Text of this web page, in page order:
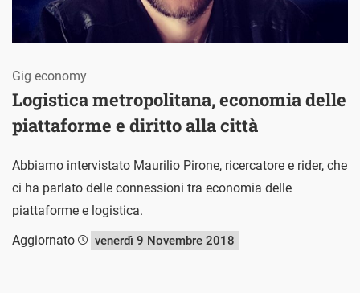
Logistica metropolitana, economia delle
piattaforme e diritto alla città
Gig economy
Abbiamo intervistato Maurilio Pirone, ricercatore e rider, che
ci ha parlato delle connessioni tra economia delle
piattaforme e logistica.
Aggiornato
venerdì 9 Novembre 2018